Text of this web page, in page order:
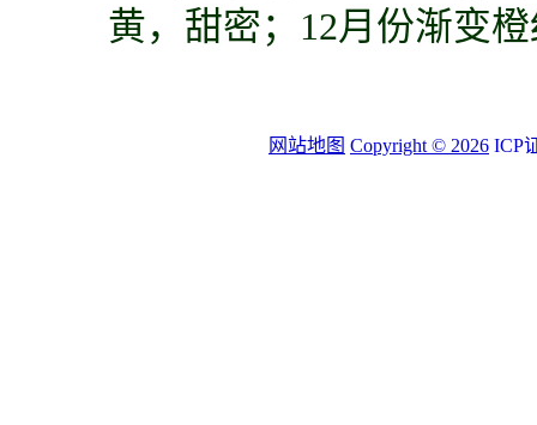
黄，甜密；12月份渐变
网站地图 Copyright © 2026 ICP